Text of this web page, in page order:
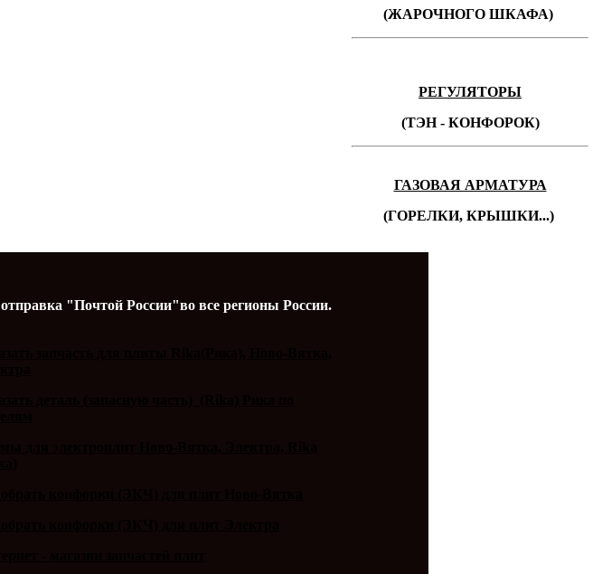
(ЖАРОЧНОГО ШКАФА)
РЕГУЛЯТОРЫ
(ТЭН - КОНФОРОК)
ГАЗОВАЯ АРМАТУРА
(ГОРЕЛКИ, КРЫШКИ...)
отправка "Почтой России"во все регионы России.